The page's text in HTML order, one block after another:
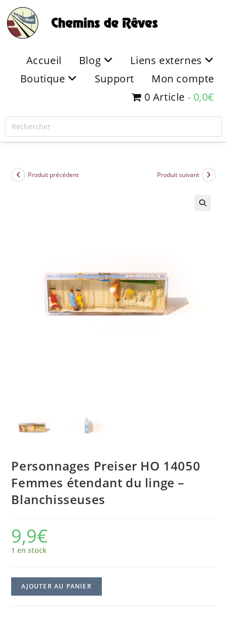
Accueil Blog
Liens externes
Boutique
Support
Mon compte
0 Article
0,0€
Produit précédent Produit suivant
Personnages Preiser HO 14050
Femmes étendant du linge –
Blanchisseuses
9,9€
1 en stock
AJOUTER AU PANIER